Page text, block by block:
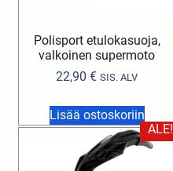
Polisport etulokasuoja,
valkoinen supermoto
22,90€ SIS. ALV
Lisää ostoskoriin
ALE!